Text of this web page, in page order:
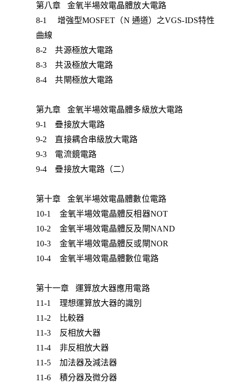
第八章 金氧半場效電晶體放大電路
8-1 增強型MOSFET（N 通道）之VGS-IDS特性
曲線
8-2 共源極放大電路
8-3 共汲極放大電路
8-4 共閘極放大電路
第九章 金氧半場效電晶體多級放大電路
9-1 疊接放大電路
9-2 直接耦合串級放大電路
9-3 電流鏡電路
9-4 疊接放大電路（二）
第十章 金氧半場效電晶體數位電路
10-1 金氧半場效電晶體反相器NOT
10-2 金氧半場效電晶體反及閘NAND
10-3 金氧半場效電晶體反或閘NOR
10-4 金氧半場效電晶體數位電路
第十一章 運算放大器應用電路
11-1 理想運算放大器的識別
11-2 比較器
11-3 反相放大器
11-4 非反相放大器
11-5 加法器及減法器
11-6 積分器及微分器